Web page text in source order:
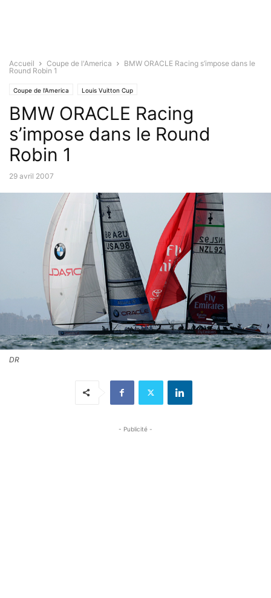
Accueil Coupe de l'America
BMW ORACLE Racing s’impose dans le
Round Robin 1
Coupe de l'America Louis Vuitton Cup
BMW ORACLE Racing
s’impose dans le Round
Robin 1
29 avril 2007
DR
- Publicité -